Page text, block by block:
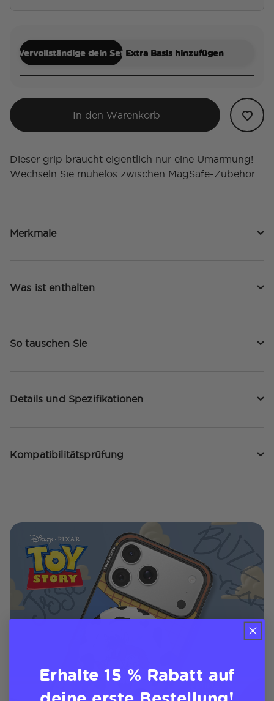
Vervollständige dein Set Extra Basis hinzufügen
In den Warenkorb
Dieser grip braucht eigentlich nur eine Umarmung!
Wechseln Sie mühelos zwischen MagSafe-Zubehör.
Merkmale
Was ist enthalten
So tauschen Sie
Details und Spezifikationen
Kompatibilitätsprüfung
Erhalte 15 % Rabatt auf